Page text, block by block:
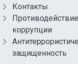
Контакты
Противодействие
коррупции
защищенность